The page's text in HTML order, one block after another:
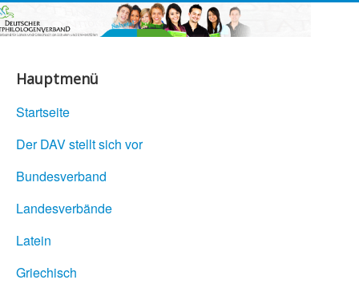
Hauptmenü
Startseite
Der DAV stellt sich vor
Bundesverband
Landesverbände
Latein
Griechisch